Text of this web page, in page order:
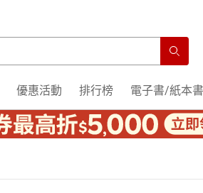
優惠活動 排行榜 電子書/紙本書